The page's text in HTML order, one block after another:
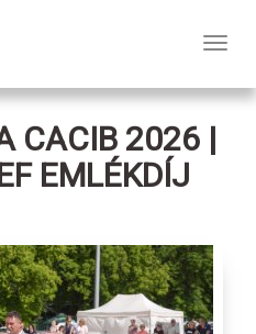
CACIB 2026 |
EMLÉKDÍJ